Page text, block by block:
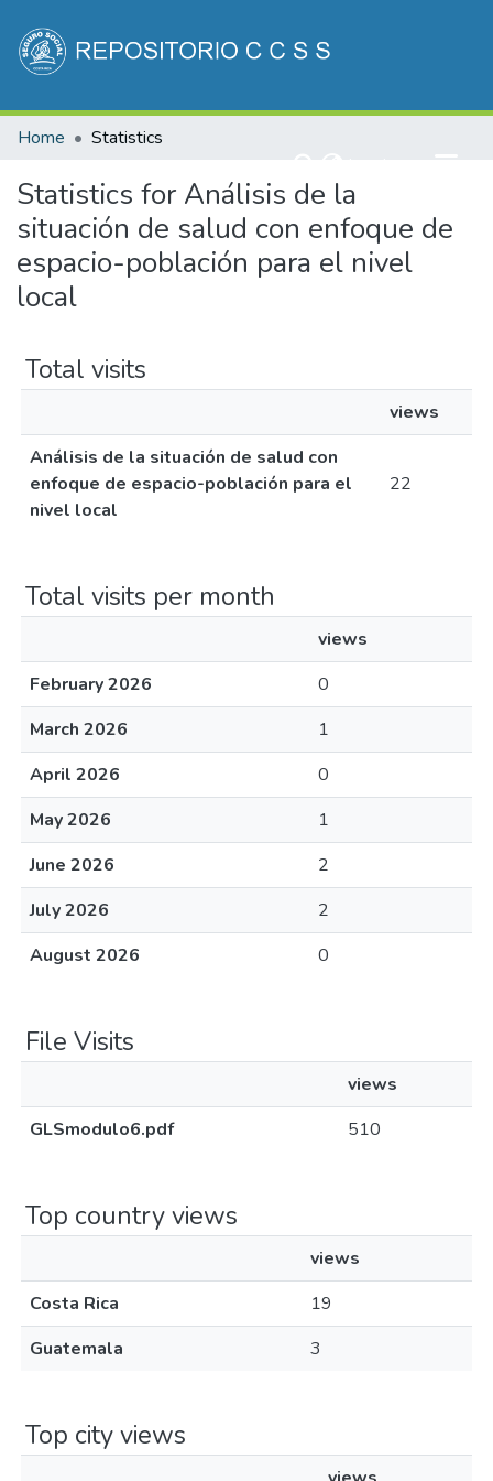
Communities & Collections
Home Statistics
Statistics for Análisis de la
situación de salud con enfoque de
espacio-población para el nivel
local
Total visits
views
Análisis de la situación de salud con
enfoque de espacio-población para el
nivel local
22
Total visits per month
views
February 2026
0
March 2026
1
April 2026
0
May 2026
1
June 2026
2
July 2026
2
August 2026
0
File Visits
views
GLSmodulo6.pdf
510
Top country views
views
Costa Rica
19
Guatemala
3
Top city views